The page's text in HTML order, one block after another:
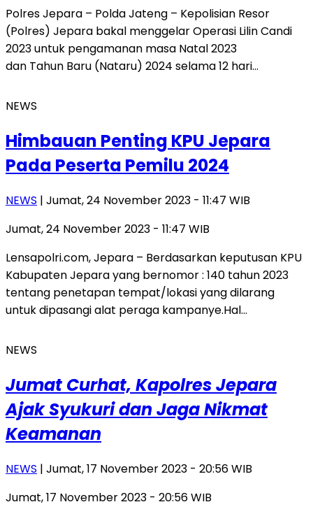
Polres Jepara – Polda Jateng – Kepolisian Resor
(Polres) Jepara bakal menggelar Operasi Lilin Candi
2023 untuk pengamanan masa Natal 2023
dan Tahun Baru (Nataru) 2024 selama 12 hari…
NEWS
Himbauan Penting KPU Jepara
Pada Peserta Pemilu 2024
NEWS | Jumat, 24 November 2023 - 11:47 WIB
Jumat, 24 November 2023 - 11:47 WIB
Lensapolri.com, Jepara – Berdasarkan keputusan KPU
Kabupaten Jepara yang bernomor : 140 tahun 2023
tentang penetapan tempat/lokasi yang dilarang
untuk dipasangi alat peraga kampanye.Hal…
NEWS
Jumat Curhat, Kapolres Jepara
Ajak Syukuri dan Jaga Nikmat
Keamanan
NEWS | Jumat, 17 November 2023 - 20:56 WIB
Jumat, 17 November 2023 - 20:56 WIB